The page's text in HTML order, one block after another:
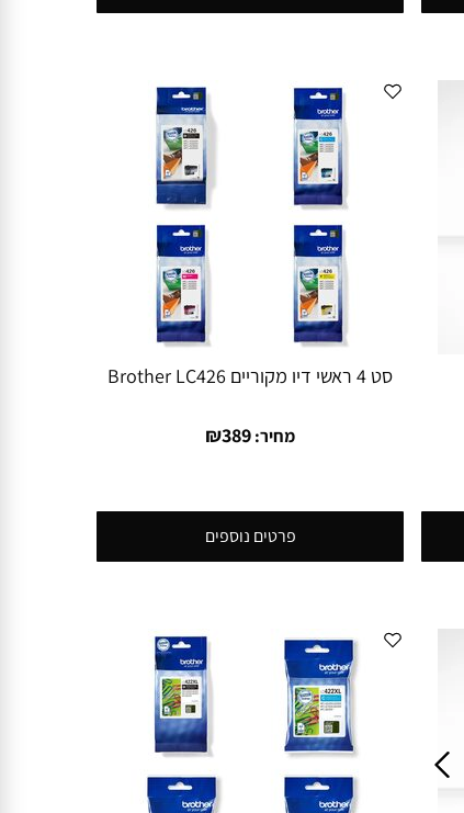
סט 4 ראשי דיו מקוריים Brother LC426
מחיר: ₪389
פרטים נוספים